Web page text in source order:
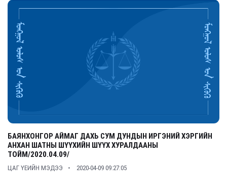
БАЯНХОНГОР АЙМАГ ДАХЬ СУМ ДУНДЫН ИРГЭНИЙ ХЭРГИЙН
АНХАН ШАТНЫ ШҮҮХИЙН ШҮҮХ ХУРАЛДААНЫ
ТОЙМ/2020.04.09/
ЦАГ ҮЕИЙН МЭДЭЭ 2020-04-09 09:27:05